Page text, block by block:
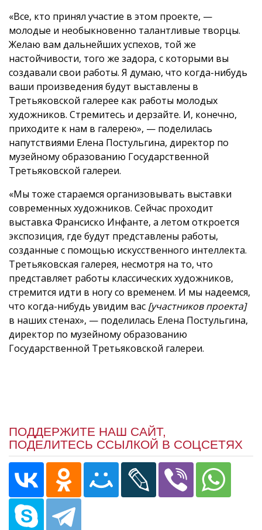
«Все, кто принял участие в этом проекте, —
молодые и необыкновенно талантливые творцы.
Желаю вам дальнейших успехов, той же
настойчивости, того же задора, с которыми вы
создавали свои работы. Я думаю, что когда-нибудь
ваши произведения будут выставлены в
Третьяковской галерее как работы молодых
художников. Стремитесь и дерзайте. И, конечно,
приходите к нам в галерею», — поделилась
напутствиями Елена Постульгина, директор по
музейному образованию Государственной
Третьяковской галереи.
«Мы тоже стараемся организовывать выставки
современных художников. Сейчас проходит
выставка Франсиско Инфанте, а летом откроется
экспозиция, где будут представлены работы,
созданные с помощью искусственного интеллекта.
Третьяковская галерея, несмотря на то, что
представляет работы классических художников,
стремится идти в ногу со временем. И мы надеемся,
что когда-нибудь увидим вас [участников проекта]
в наших стенах», — поделилась Елена Постульгина,
директор по музейному образованию
Государственной Третьяковской галереи.
ПОДДЕРЖИТЕ НАШ САЙТ,
ПОДЕЛИТЕСЬ ССЫЛКОЙ В СОЦСЕТЯХ